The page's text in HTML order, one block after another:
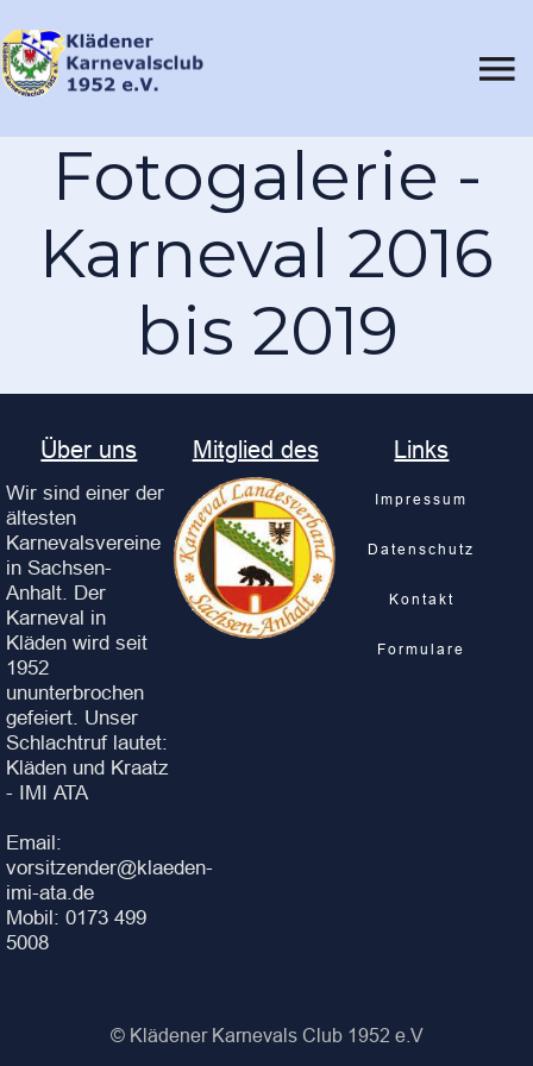
Fotogalerie -
Karneval 2016
bis 2019
Über uns
Wir sind einer der
ältesten
Karnevalsvereine
in Sachsen-
Anhalt. Der
Karneval in
Kläden wird seit
1952
ununterbrochen
gefeiert. Unser
Schlachtruf lautet:
Kläden und Kraatz
- IMI ATA
Email:
vorsitzender@klaeden-
imi-ata.de
Mobil: 0173 499
5008
Mitglied des Links
Impressum
Datenschutz
Kontakt
Formulare
© Klädener Karnevals Club 1952 e.V